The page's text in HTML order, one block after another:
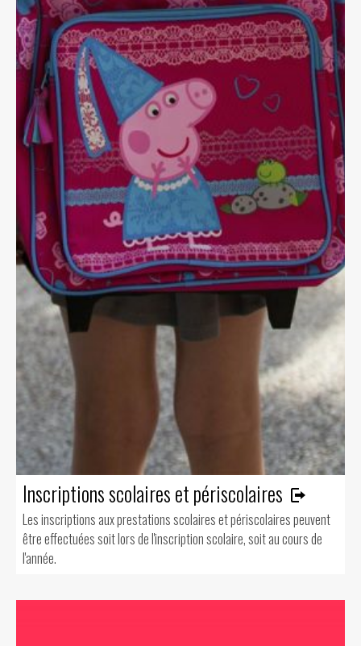
Inscriptions scolaires et périscolaires
Les inscriptions aux prestations scolaires et périscolaires peuvent
être effectuées soit lors de l'inscription scolaire, soit au cours de
l'année.